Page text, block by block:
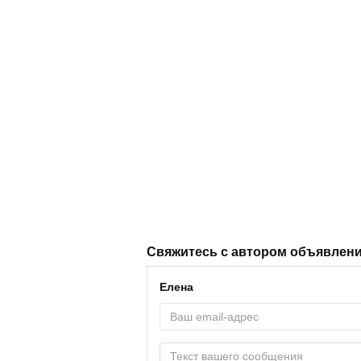
Свяжитесь с автором
Елена